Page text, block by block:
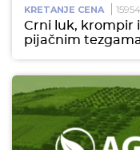
KRETANJE CENA
Crni luk, krompir
pijačnim